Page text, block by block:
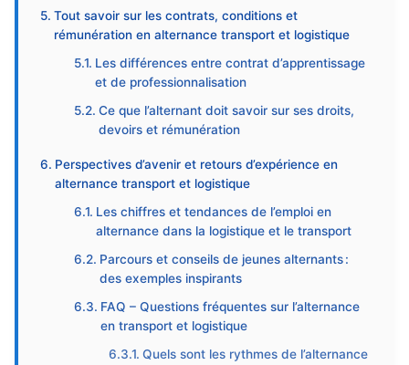
Tout savoir sur les contrats, conditions et
rémunération en alternance transport et logistique
Les différences entre contrat d’apprentissage
et de professionnalisation
Ce que l’alternant doit savoir sur ses droits,
devoirs et rémunération
Perspectives d’avenir et retours d’expérience en
alternance transport et logistique
Les chiffres et tendances de l’emploi en
alternance dans la logistique et le transport
Parcours et conseils de jeunes alternants :
des exemples inspirants
FAQ – Questions fréquentes sur l’alternance
en transport et logistique
Quels sont les rythmes de l’alternance